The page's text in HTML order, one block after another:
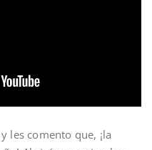
les comento que, ¡la